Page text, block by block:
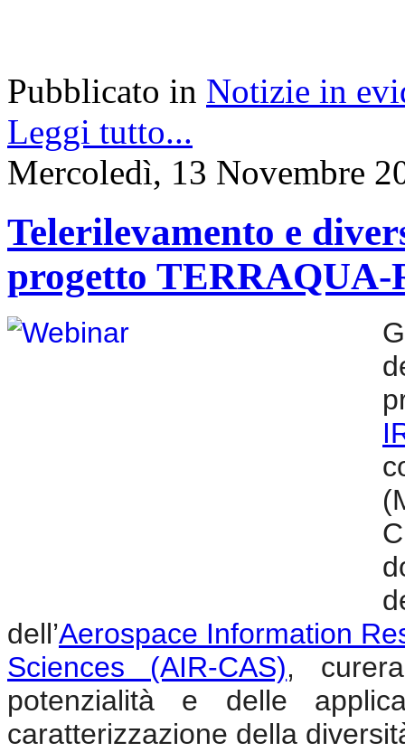
Pubblicato in Notizie in
Leggi tutto...
Mercoledì, 13 Novembre
Telerilevamento e
progetto TERRAQUA-
dell’Aerospace Information
Sciences (AIR-CAS),
potenzialità e delle
caratterizzazione della